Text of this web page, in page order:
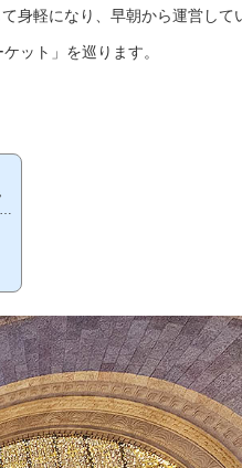
身軽になり、早朝から運営して
ット」を巡ります。